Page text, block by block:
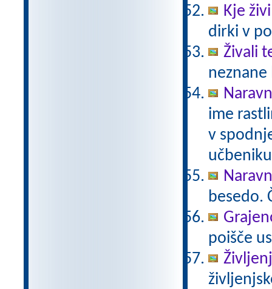
Kje
dirki v
Živali
neznane
ime
v
besedo.
poišče